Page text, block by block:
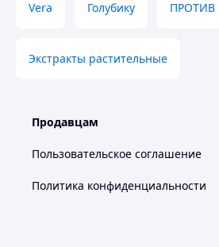
Vera Голубику ПРОТИВ
Экстракты растительные
Продавцам
Пользовательское соглашение
Политика конфиденциальности